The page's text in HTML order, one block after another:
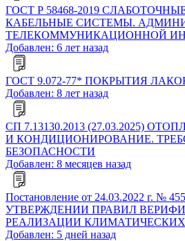
ГОСТ Р 58468-2019
КАБЕЛЬНЫЕ СИСТЕМЫ.
ТЕЛЕКОММУНИКАЦИОННОЙ
Добавлен: 6 лет назад
ГОСТ 9.072-77* ПОКРЫТИЯ
Добавлен: 8 лет назад
СП 7.13130.2013 (27.03.2025)
И КОНДИЦИОНИРОВАНИЕ.
БЕЗОПАСНОСТИ
Добавлен: 8 месяцев назад
Постановление от 24.03.2022 г. №
УТВЕРЖДЕНИИ ПРАВИЛ
РЕАЛИЗАЦИИ
Добавлен: 5 дней назад